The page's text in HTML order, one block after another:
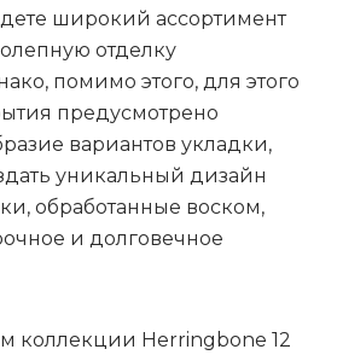
широкий ассортимент
отделку
помимо этого, для этого
предусмотрено
вариантов укладки,
уникальный дизайн
обработанные воском,
и долговечное
коллекции Herringbone 12